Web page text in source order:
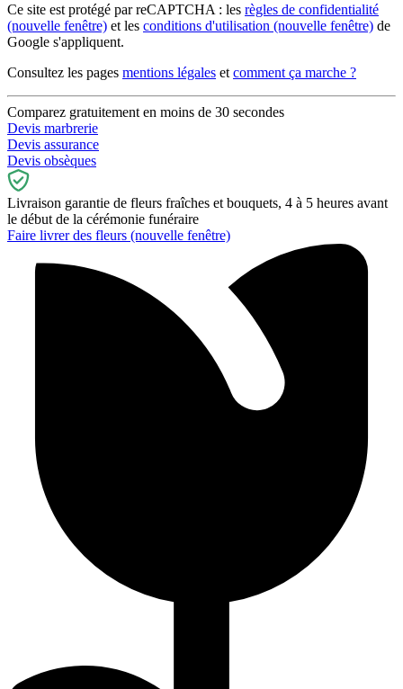
Ce site est protégé par reCAPTCHA : les règles de confidentialité
(nouvelle fenêtre) et les conditions d'utilisation (nouvelle fenêtre) de
Google s'appliquent.
Consultez les pages mentions légales et comment ça marche ?
Comparez gratuitement en moins de 30 secondes
Devis marbrerie
Devis assurance
Devis obsèques
Livraison garantie de fleurs fraîches et bouquets, 4 à 5 heures avant
le début de la cérémonie funéraire
Faire livrer des fleurs (nouvelle fenêtre)